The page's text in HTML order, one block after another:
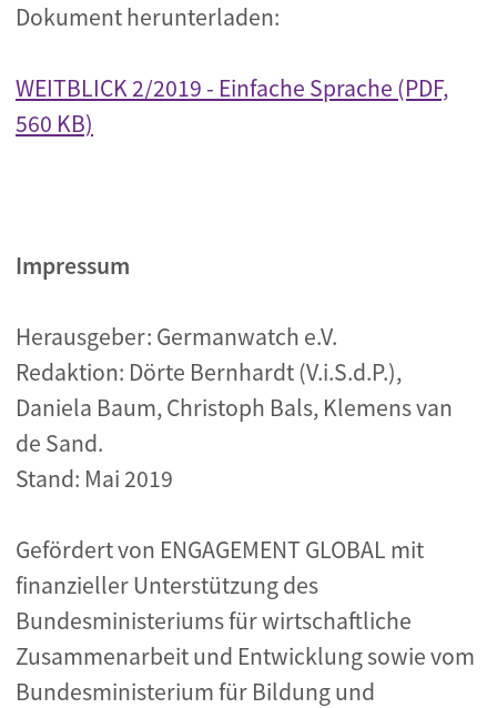
Dokument herunterladen:
WEITBLICK 2/2019 - Einfache Sprache (PDF,
560 KB)
Impressum
Herausgeber: Germanwatch e.V.
Redaktion: Dörte Bernhardt (V.i.S.d.P.),
Daniela Baum, Christoph Bals, Klemens van
de Sand.
Stand: Mai 2019
Gefördert von ENGAGEMENT GLOBAL mit
finanzieller Unterstützung des
Bundesministeriums für wirtschaftliche
Zusammenarbeit und Entwicklung sowie vom
Bundesministerium für Bildung und